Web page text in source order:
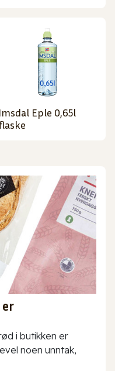
Imsdal Eple 0,65l
i butikken er
noen unntak,